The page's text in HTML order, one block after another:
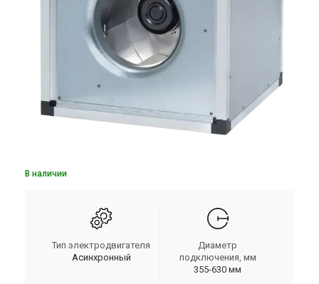
В наличии
Тип электродвигателя
Асинхронный
Диаметр
подключения, мм
355-630 мм